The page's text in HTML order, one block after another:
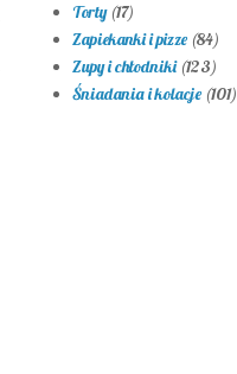
Torty (17)
Zapiekanki i pizze (84)
Zupy i chłodniki (123)
Śniadania i kolacje (101)